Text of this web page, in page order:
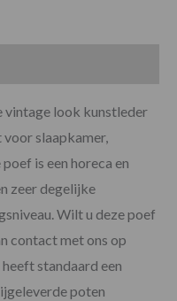
vintage look kunstleder
voor slaapkamer,
is een horeca en
zeer degelijke
Wilt u deze poef
contact met ons op
heeft standaard een
poten